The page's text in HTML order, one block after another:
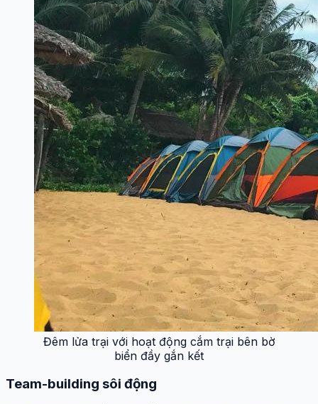
Đêm lửa trại với hoạt động cắm trại bên bờ
biển đầy gắn kết
Team-building sôi động